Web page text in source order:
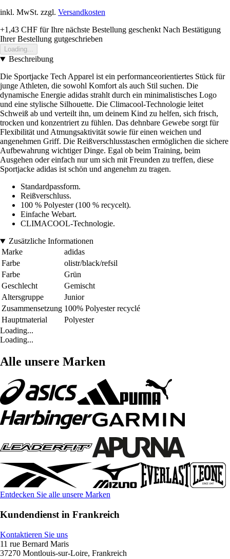
inkl. MwSt. zzgl. Versandkosten
+1,43 CHF für Ihre nächste Bestellung geschenkt Nach Bestätigung
Ihrer Bestellung gutgeschrieben
Loading...
Beschreibung
Die Sportjacke Tech Apparel ist ein performanceorientiertes Stück für
junge Athleten, die sowohl Komfort als auch Stil suchen. Die
dynamische Energie adidas strahlt durch ein minimalistisches Logo
und eine stylische Silhouette. Die Climacool-Technologie leitet
Schweiß ab und verteilt ihn, um deinem Kind zu helfen, sich frisch,
trocken und konzentriert zu fühlen. Das dehnbare Gewebe sorgt für
Flexibilität und Atmungsaktivität sowie für einen weichen und
angenehmen Griff. Die Reißverschlusstaschen ermöglichen die sichere
Aufbewahrung wichtiger Dinge. Egal ob beim Training, beim
Ausgehen oder einfach nur um sich mit Freunden zu treffen, diese
Sportjacke adidas ist schön und angenehm zu tragen.
Standardpassform.
Reißverschluss.
100 % Polyester (100 % recycelt).
Einfache Webart.
CLIMACOOL-Technologie.
Zusätzliche Informationen
Marke
adidas
Farbe
olistr/black/refsil
Farbe
Grün
Geschlecht
Gemischt
Altersgruppe
Junior
Zusammensetzung 100% Polyester recyclé
Hauptmaterial
Polyester
Loading...
Loading...
Alle unsere Marken
Entdecken Sie alle unsere Marken
Kundendienst in Frankreich
Kontaktieren Sie uns
11 rue Bernard Maris
37270 Montlouis-sur-Loire, Frankreich